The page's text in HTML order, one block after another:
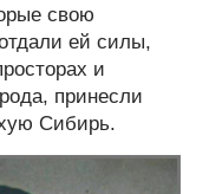
свою
ей силы,
и
принесли
Сибирь.